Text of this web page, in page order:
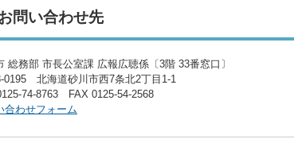
問い合わせ先
総務部 市長公室課 広報広聴係〔3階 33番窓口〕
0195 北海道砂川市西7条北2丁目1-1
74-8763 FAX 0125-54-2568
合わせフォーム